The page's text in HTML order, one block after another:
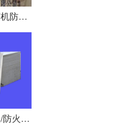
重庆-柔性有机防火堵料、防火泥
重庆-防火板/防火隔板